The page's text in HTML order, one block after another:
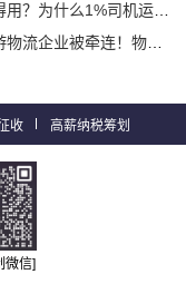
机运费票更适合物流企业？
业的“运费成本票死结”怎么解？
收 高薪纳税筹划
微信]